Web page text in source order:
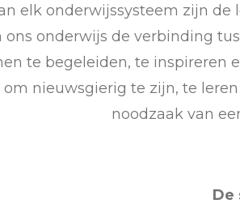
elk onderwijssysteem zijn de
ons onderwijs de verbinding
te begeleiden, te inspireren
nieuwsgierig te zijn, te
noodzaak van
De